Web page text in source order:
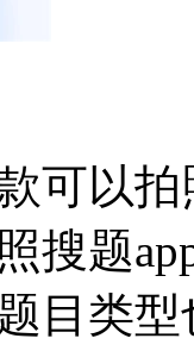
可以
搜题
目类